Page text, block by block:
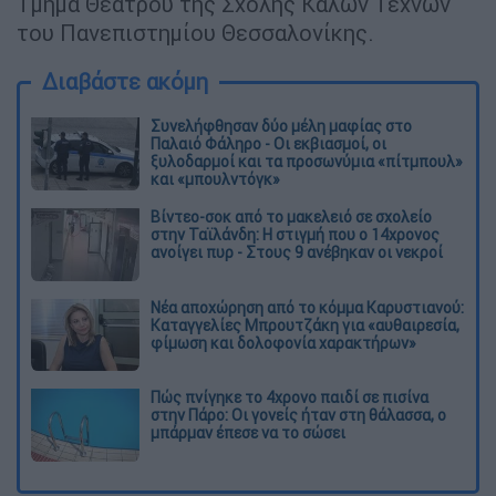
του Πανεπιστημίου Θεσσαλονίκης.
Διαβάστε ακόμη
Συνελήφθησαν δύο μέλη μαφίας στο
Παλαιό Φάληρο - Οι εκβιασμοί, οι
ξυλοδαρμοί και τα προσωνύμια «πίτμπουλ»
και «μπουλντόγκ»
Βίντεο-σοκ από το μακελειό σε σχολείο
στην Ταϊλάνδη: Η στιγμή που ο 14χρονος
ανοίγει πυρ - Στους 9 ανέβηκαν οι νεκροί
Νέα αποχώρηση από το κόμμα Καρυστιανού:
Καταγγελίες Μπρουτζάκη για «αυθαιρεσία,
φίμωση και δολοφονία χαρακτήρων»
Πώς πνίγηκε το 4χρονο παιδί σε πισίνα
στην Πάρο: Οι γονείς ήταν στη θάλασσα, ο
μπάρμαν έπεσε να το σώσει